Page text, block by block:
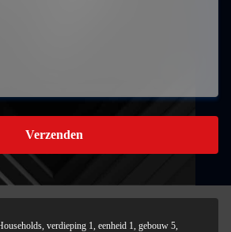
Verzenden
verdieping 1, eenheid 1, gebouw 5,